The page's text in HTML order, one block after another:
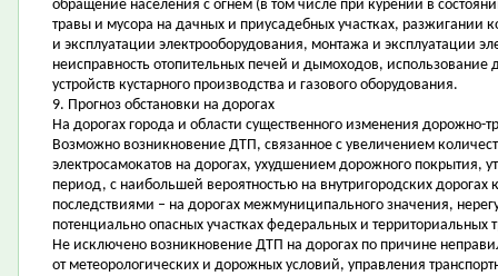
обращение населения с огнем (в том числе при курении в
травы и мусора на дачных и приусадебных участках, разжигании
и эксплуатации электрооборудования, монтажа и эксплуатации
неисправность отопительных печей и дымоходов,
устройств кустарного производства и газового оборудования.
9. Прогноз обстановки на дорогах
На дорогах города и области существенного изменения дорожно-
Возможно возникновение ДТП, связанное с увеличением
электросамокатов на дорогах, ухудшением дорожного покрытия,
период, с наибольшей вероятностью на внутригородских
последствиями – на дорогах межмуниципального значения,
потенциально опасных участках федеральных и территориальных
Не исключено возникновение ДТП на дорогах по причине
от метеорологических и дорожных условий, управления